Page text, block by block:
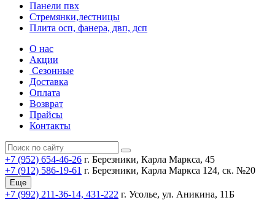
Панели пвх
Стремянки,лестницы
Плита осп, фанера, двп, дсп
О нас
Акции
Сезонные
Доставка
Оплата
Возврат
Прайсы
Контакты
+7 (952) 654-46-26 г. Березники, Карла Маркса, 45
+7 (912) 586-19-61 г. Березники, Карла Маркса 124, ск. №20
Еще
+7 (992) 211-36-14, 431-222 г. Усолье, ул. Аникина, 11Б